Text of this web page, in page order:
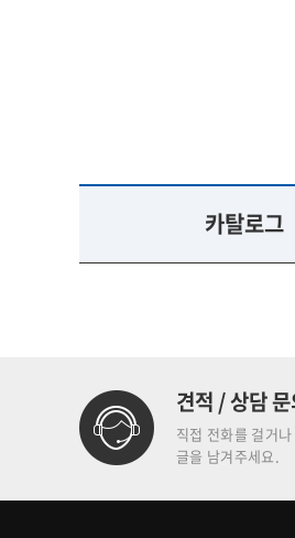
카탈로그
견적 / 상담
직접 전화를 걸거나
글을 남겨주세요.